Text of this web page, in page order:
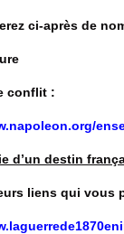
ci-après de
conflit :
d’un destin
liens qui vous